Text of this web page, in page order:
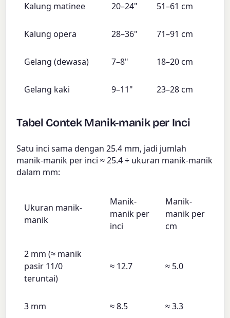
Kalung matinee 20–24" 51–61 cm
Kalung opera 28–36" 71–91 cm
Gelang (dewasa) 7–8" 18–20 cm
Gelang kaki 9–11" 23–28 cm
Tabel Contek Manik-manik per Inci
Satu inci sama dengan 25.4 mm, jadi jumlah
manik-manik per inci ≈ 25.4 ÷ ukuran manik-manik
dalam mm:
Ukuran manik-
manik
Manik-
manik per
inci
Manik-
manik per
cm
2 mm (≈ manik
pasir 11/0
teruntai)
≈ 12.7 ≈ 5.0
3 mm ≈ 8.5 ≈ 3.3